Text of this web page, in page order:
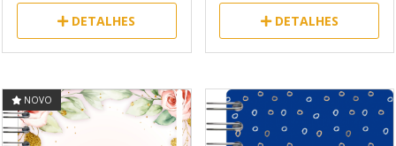
DETALHES DETALHES
NOVO